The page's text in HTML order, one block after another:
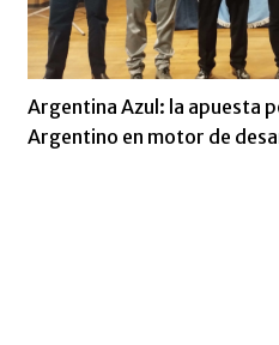
Argentina Azul: la apuesta
Argentino en motor de